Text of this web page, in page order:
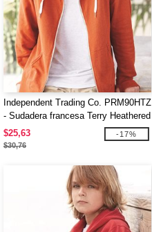
Independent Trading Co. PRM90HTZ
- Sudadera francesa Terry Heathered
$25,63
$30,76
-17%